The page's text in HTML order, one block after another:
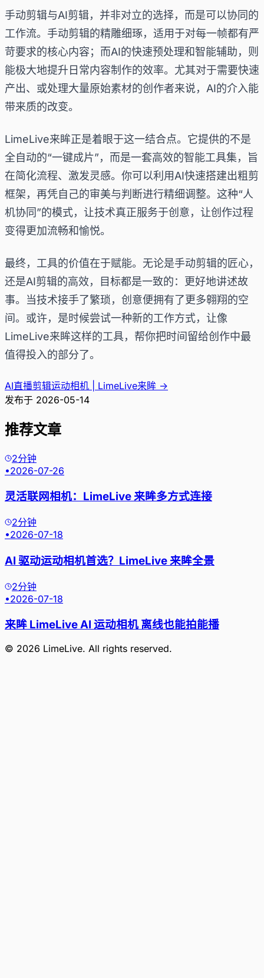
手动剪辑与AI剪辑，并非对立的选择，而是可以协同的
工作流。手动剪辑的精雕细琢，适用于对每一帧都有严
苛要求的核心内容；而AI的快速预处理和智能辅助，则
能极大地提升日常内容制作的效率。尤其对于需要快速
产出、或处理大量原始素材的创作者来说，AI的介入能
带来质的改变。
LimeLive来眸正是着眼于这一结合点。它提供的不是
全自动的“一键成片”，而是一套高效的智能工具集，旨
在简化流程、激发灵感。你可以利用AI快速搭建出粗剪
框架，再凭自己的审美与判断进行精细调整。这种“人
机协同”的模式，让技术真正服务于创意，让创作过程
变得更加流畅和愉悦。
最终，工具的价值在于赋能。无论是手动剪辑的匠心，
还是AI剪辑的高效，目标都是一致的：更好地讲述故
事。当技术接手了繁琐，创意便拥有了更多翱翔的空
间。或许，是时候尝试一种新的工作方式，让像
LimeLive来眸这样的工具，帮你把时间留给创作中最
值得投入的部分了。
AI直播剪辑运动相机 | LimeLive来眸 →
发布于 2026-05-14
推荐文章
2分钟
•2026-07-26
灵活联网相机：LimeLive 来眸多方式连接
2分钟
•2026-07-18
AI 驱动运动相机首选？LimeLive 来眸全景
2分钟
•2026-07-18
来眸 LimeLive AI 运动相机 离线也能拍能播
© 2026 LimeLive. All rights reserved.